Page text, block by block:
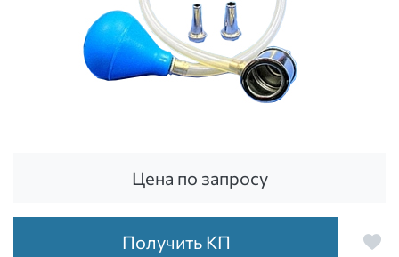
Цена по запросу
Получить КП